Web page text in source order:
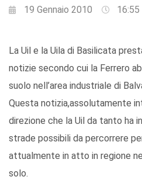
19 Gennaio 2010 16:55
La Uil e la Uila di Basilicata
notizie secondo cui la Ferrero
suolo nell’area industriale di
Questa notizia,assolutamente
direzione che la Uil da tanto ha
strade possibili da percorrere
attualmente in atto in regione
solo.